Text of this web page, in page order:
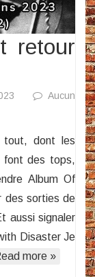
retour
Aucun
tout, dont les
font des tops,
Album Of
des sorties de
aussi signaler
Disaster Je
more »